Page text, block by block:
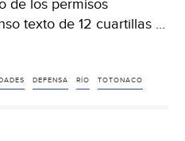
de los permisos
texto de 12 cuartillas …
DEFENSA RÍO TOTONACO